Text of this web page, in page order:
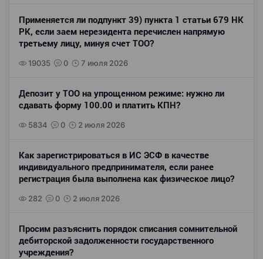
Применяется ли подпункт 39) пункта 1 статьи 679 НК
РК, если заем нерезидента перечислен напрямую
третьему лицу, минуя счет ТОО?
19035 0 7 июля 2026
Депозит у ТОО на упрощенном режиме: нужно ли
сдавать форму 100.00 и платить КПН?
5834 0 2 июля 2026
Как зарегистрироваться в ИС ЭСФ в качестве
индивидуального предпринимателя, если ранее
регистрация была выполнена как физическое лицо?
282 0 2 июля 2026
Просим разъяснить порядок списания сомнительной
дебиторской задолженности государственного
учреждения?